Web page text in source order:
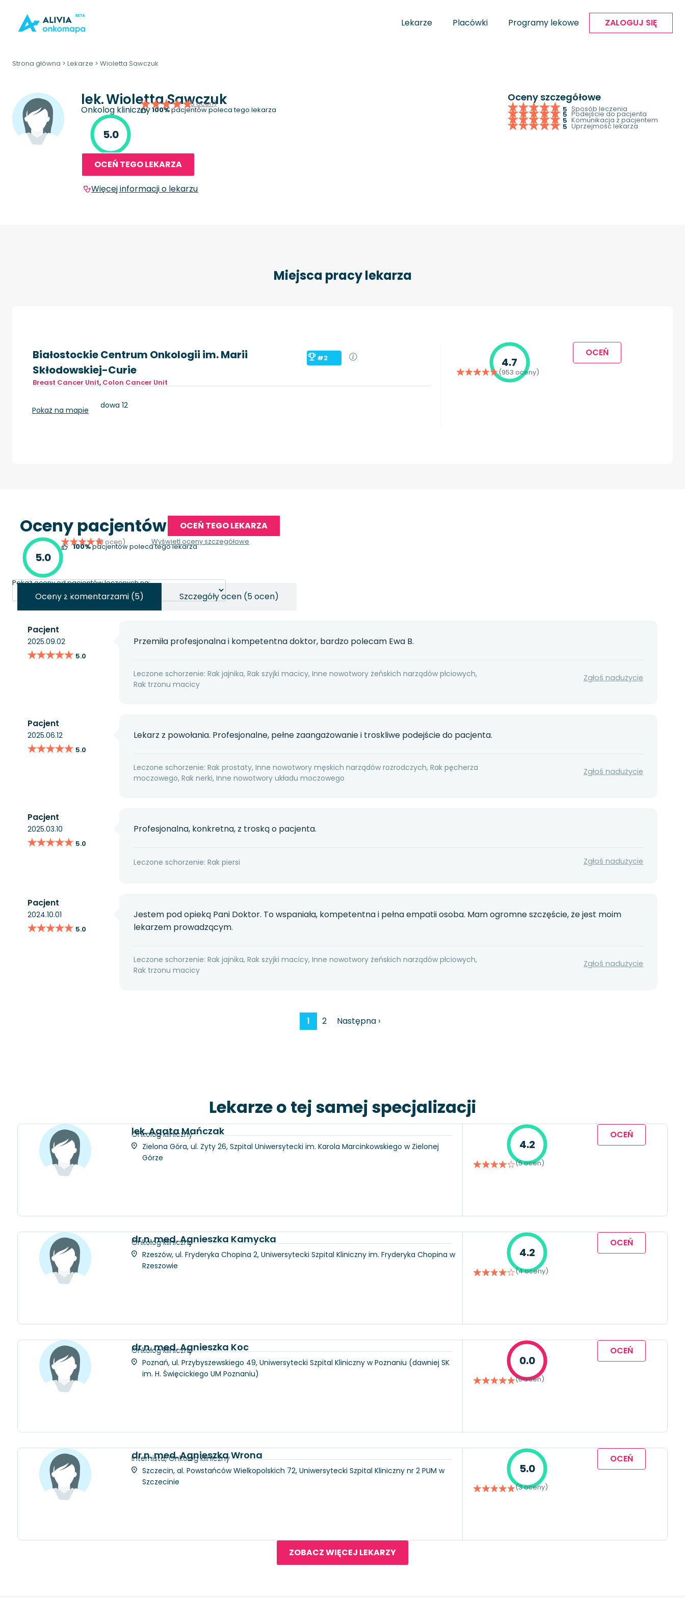
Lekarze Placówki Programy lekowe ZALOGUJ SIĘ
Strona główna > Lekarze > Wioletta Sawczuk
lek.Wioletta Sawczuk
Onkolog kliniczny
5.0
(5 ocen)
100%pacjentów poleca tego lekarza
OCEŃ TEGO LEKARZA
Więcej informacji o lekarzu
Oceny szczegółowe
5 Sposób leczenia
5 Podejście do pacjenta
5 Komunikacja z pacjentem
5 Uprzejmość lekarza
Miejsca pracy lekarza
Białostockie Centrum Onkologii im. Marii
Skłodowskiej-Curie
#2
Breast Cancer Unit, Colon Cancer Unit
Białystok, ul.Ogrodowa 12
Pokaż na mapie
4.7
(953 oceny)
OCEŃ
Oceny pacjentów OCEŃ TEGO LEKARZA
5.0
(5 ocen)
100%pacjentów poleca tego lekarza
Wyświetl oceny szczegółowe
Pokaż oceny od pacjentów leczonych na:
Oceny z komentarzami (5) Szczegóły ocen (5 ocen)
Pacjent
2025.09.02
★★★★★
★★★★★ 5.0
Przemiła profesjonalna i kompetentna doktor, bardzo polecam Ewa B.
Leczone schorzenie: Rak jajnika, Rak szyjki macicy, Inne nowotwory żeńskich narządów płciowych,
Rak trzonu macicy
Zgłoś nadużycie
Pacjent
2025.06.12
★★★★★
★★★★★ 5.0
Lekarz z powołania. Profesjonalne, pełne zaangażowanie i troskliwe podejście do pacjenta.
Leczone schorzenie: Rak prostaty, Inne nowotwory męskich narządów rozrodczych, Rak pęcherza
moczowego, Rak nerki, Inne nowotwory układu moczowego
Zgłoś nadużycie
Pacjent
2025.03.10
★★★★★
★★★★★ 5.0
Profesjonalna, konkretna, z troską o pacjenta.
Leczone schorzenie: Rak piersi Zgłoś nadużycie
Pacjent
2024.10.01
★★★★★
★★★★★ 5.0
Jestem pod opieką Pani Doktor. To wspaniała, kompetentna i pełna empatii osoba. Mam ogromne szczęście, że jest moim
lekarzem prowadzącym.
Leczone schorzenie: Rak jajnika, Rak szyjki macicy, Inne nowotwory żeńskich narządów płciowych,
Rak trzonu macicy
Zgłoś nadużycie
1 2 Następna ›
Lekarze o tej samej specjalizacji
lek. Agata Mańczak
Onkolog kliniczny
Zielona Góra, ul. Zyty 26, Szpital Uniwersytecki im. Karola Marcinkowskiego w Zielonej
Górze
4.2
(5 ocen)
OCEŃ
dr n. med. Agnieszka Kamycka
Onkolog kliniczny
Rzeszów, ul. Fryderyka Chopina 2, Uniwersytecki Szpital Kliniczny im. Fryderyka Chopina w
Rzeszowie
4.2
(4 oceny)
OCEŃ
dr n. med. Agnieszka Koc
Onkolog kliniczny
Poznań, ul. Przybyszewskiego 49, Uniwersytecki Szpital Kliniczny w Poznaniu (dawniej SK
im. H. Święcickiego UM Poznaniu)
0.0
(0 ocen)
OCEŃ
dr n. med. Agnieszka Wrona
Internista, Onkolog kliniczny
Szczecin, al. Powstańców Wielkopolskich 72, Uniwersytecki Szpital Kliniczny nr 2 PUM w
Szczecinie
5.0
(3 oceny)
OCEŃ
ZOBACZ WIĘCEJ LEKARZY